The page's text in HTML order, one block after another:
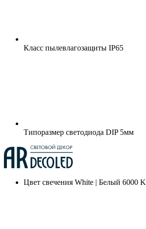
Класс пылевлагозащиты IP65
Типоразмер светодиода DIP 5мм
Цвет свечения White | Белый 6000 K